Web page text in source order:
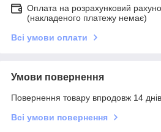
Оплата на розрахунковий
(накладеного платежу немає)
Всі умови оплати
Умови повернення
Повернення товару впродовж 14
Всі умови повернення